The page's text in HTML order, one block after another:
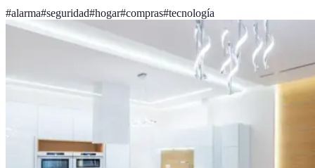
#alarma#seguridad#hogar#compras#tecnología